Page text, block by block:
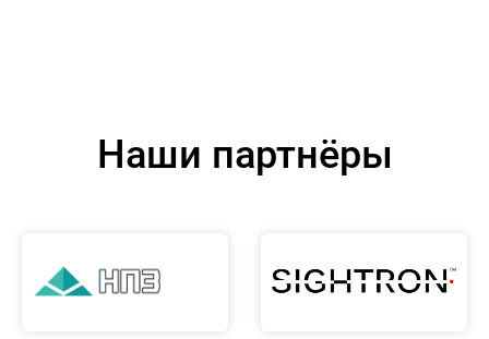
Наши партнёры